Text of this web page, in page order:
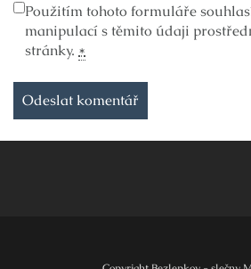
Použitím tohoto formuláře
manipulací s těmito údaji
stránky. *